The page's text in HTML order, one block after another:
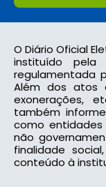
O Diário Oficial
instituído pela
regulamentada
Além dos atos
exonerações,
também
como entidades
não
finalidade
conteúdo à